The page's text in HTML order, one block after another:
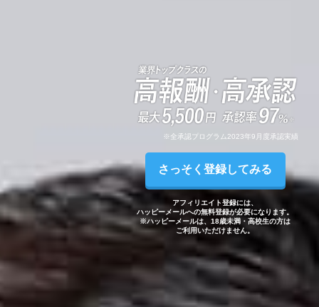
※全承認プログラム2023年9月度承認実績
さっそく登録してみる
アフィリエイト登録には、
ハッピーメールへの無料登録が必要になります。
※ハッピーメールは、18歳未満・高校生の方は
ご利用いただけません。